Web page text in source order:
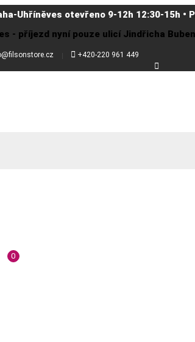
Uhříněves otevřeno 9-12h 12:30-15h
- příjezd nyní pouze ulicí Jindřicha
 +420-220 961 449

0